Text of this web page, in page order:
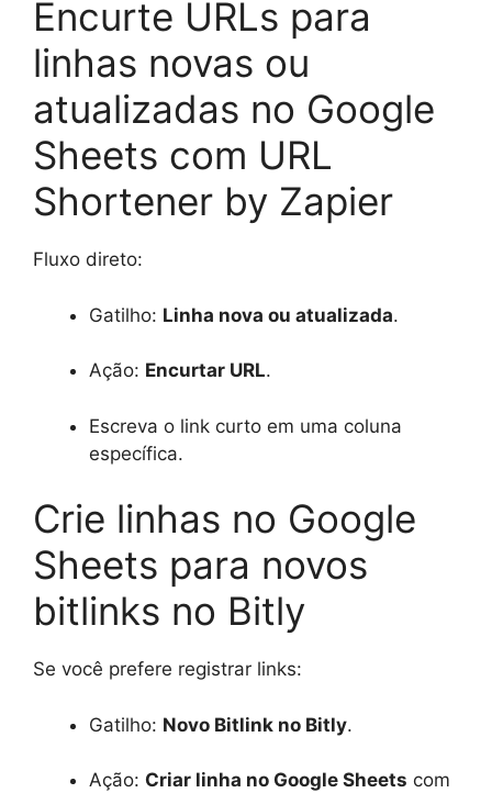
Encurte URLs para
linhas novas ou
atualizadas no Google
Sheets com URL
Shortener by Zapier
Fluxo direto:
Gatilho: Linha nova ou atualizada.
Ação: Encurtar URL.
Escreva o link curto em uma coluna
específica.
Crie linhas no Google
Sheets para novos
bitlinks no Bitly
Se você prefere registrar links:
Gatilho: Novo Bitlink no Bitly.
Ação: Criar linha no Google Sheets com